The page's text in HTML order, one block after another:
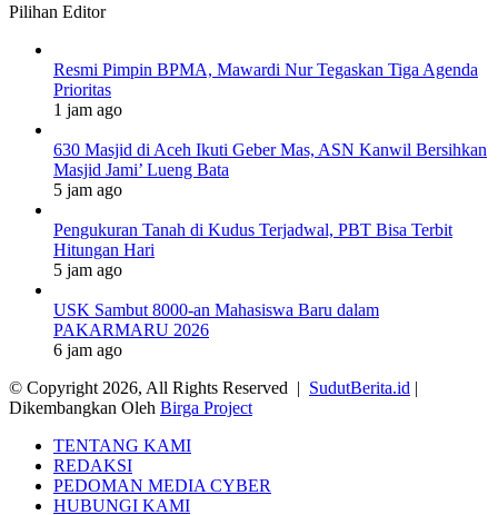
Pilihan Editor
Resmi Pimpin BPMA, Mawardi Nur Tegaskan Tiga Agenda
Prioritas
1 jam ago
630 Masjid di Aceh Ikuti Geber Mas, ASN Kanwil Bersihkan
Masjid Jami’ Lueng Bata
5 jam ago
Pengukuran Tanah di Kudus Terjadwal, PBT Bisa Terbit
Hitungan Hari
5 jam ago
USK Sambut 8000-an Mahasiswa Baru dalam
PAKARMARU 2026
6 jam ago
© Copyright 2026, All Rights Reserved | SudutBerita.id |
Dikembangkan Oleh Birga Project
TENTANG KAMI
REDAKSI
PEDOMAN MEDIA CYBER
HUBUNGI KAMI